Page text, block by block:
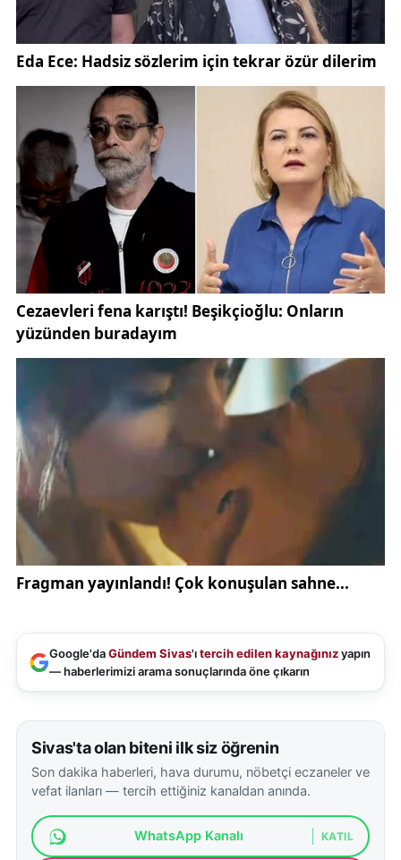
Google'daGündem Sivas'ıtercih edilen kaynağınızyapın
— haberlerimizi arama sonuçlarında öne çıkarın
Sivas'ta olan biteni ilk siz öğrenin
Son dakika haberleri, hava durumu, nöbetçi eczaneler ve
vefat ilanları — tercih ettiğiniz kanaldan anında.
WhatsApp Kanalı KATIL